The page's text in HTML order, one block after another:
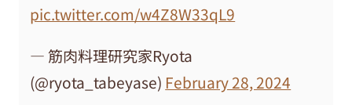
pic.twitter.com/w4Z8W33qL9
— 筋肉料理研究家Ryota
(@ryota_tabeyase) February 28, 2024